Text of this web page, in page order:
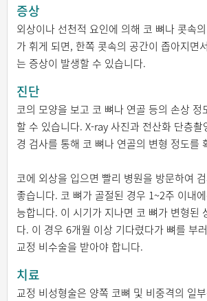
증상
외상이나 선천적 요인에 의해 코 뼈나 콧속
가 휘게 되면, 한쪽 콧속의 공간이 좁아지면
는 증상이 발생할 수 있습니다.
진단
코의 모양을 보고 코 뼈나 연골 등의 손상 정
할 수 있습니다. X-ray 사진과 전산화 단층촬
경 검사를 통해 코 뼈나 연골의 변형 정도를
코에 외상을 입으면 빨리 병원을 방문하여
좋습니다. 코 뼈가 골절된 경우 1~2주 이내
능합니다. 이 시기가 지나면 코 뼈가 변형된
다. 이 경우 6개월 이상 기다렸다가 뼈를 부
교정 비수술을 받아야 합니다.
치료
교정 비성형술은 양쪽 코뼈 및 비중격의 일